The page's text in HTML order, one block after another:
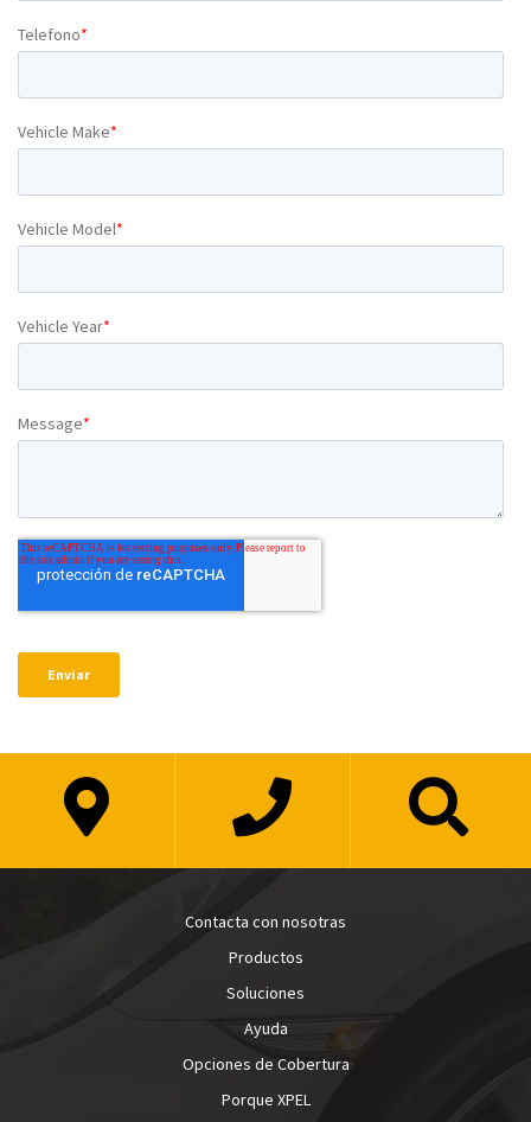
Contacta con nosotras
Productos
Soluciones
Ayuda
Opciones de Cobertura
Porque XPEL